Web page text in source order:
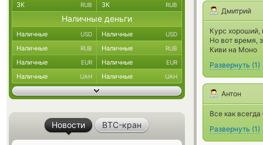
Дмитрий
Курс
Но вот время,
Киви на Моно
Развернуть (1)
Антон
Все как
Развернуть (1)
ЗК RUB ЗК RUB
Наличные деньги
Наличные USD Наличные USD
Наличные RUB Наличные RUB
Наличные EUR Наличные EUR
Наличные UAH Наличные UAH
Новости BTC-кран